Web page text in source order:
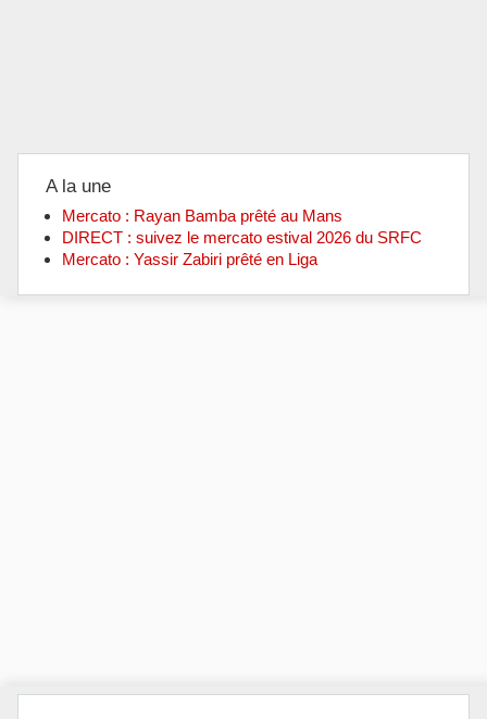
A la une
Mercato : Rayan Bamba prêté au Mans
DIRECT : suivez le mercato estival 2026 du SRFC
Mercato : Yassir Zabiri prêté en Liga